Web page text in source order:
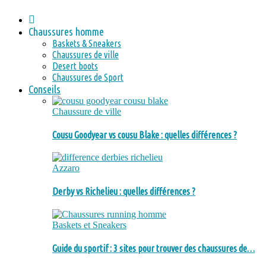
Chaussures homme
Baskets & Sneakers
Chaussures de ville
Desert boots
Chaussures de Sport
Conseils
Chaussure de ville
Cousu Goodyear vs cousu Blake : quelles différences ?
Azzaro
Derby vs Richelieu : quelles différences ?
Baskets et Sneakers
Guide du sportif : 3 sites pour trouver des chaussures de…